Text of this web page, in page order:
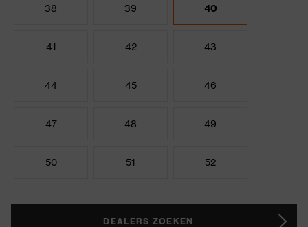
38 39 40
41 42 43
44 45 46
47 48 49
50 51 52
DEALERS ZOEKEN